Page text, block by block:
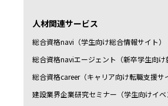
人材関連サービス
総合資格navi（学生向け総合情報サイト）
総合資格naviエージェント（新卒学生向け
総合資格career（キャリア向け転職支援サ
建設業界企業研究セミナー（学生向けイベ